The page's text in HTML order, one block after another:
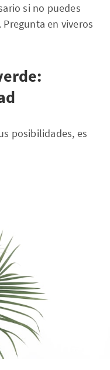
si no puedes
en viveros
posibilidades, es